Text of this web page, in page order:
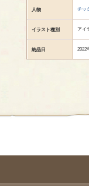
人物 チッ
イラスト種別 アイ
納品日 2022